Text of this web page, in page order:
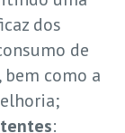
dos
de
como a
: